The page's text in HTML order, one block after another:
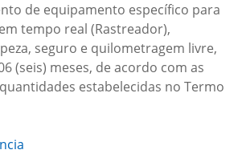
de equipamento específico para
tempo real (Rastreador),
seguro e quilometragem livre,
(seis) meses, de acordo com as
estabelecidas no Termo